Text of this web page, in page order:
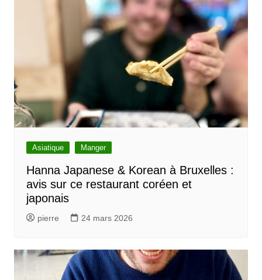
Asiatique Manger
Hanna Japanese & Korean à Bruxelles :
avis sur ce restaurant coréen et
japonais
pierre 24 mars 2026